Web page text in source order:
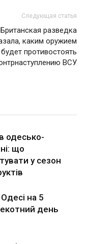
Следующая статья
Британская разведка
каким оружием
противостоять
ВСУ
одесько-
що
у сезон
на 5
день